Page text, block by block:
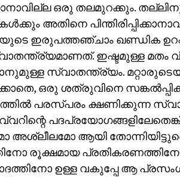
ഒരു തലമുറക്കും.
അതിനെ
ഇരുപത്തഞ്ചാം ഖണ്ഡിക
ഇഷ്ടമുള്ള മതം
സ്വാതന്ത്ര്യം.
ഒരു ശത്രുവിനെ
പരസ്പരം ക്ഷണിക്കുന്ന
ആയി
രൂക്ഷമായ
ഉള്ള വകുപ്പേ ആ